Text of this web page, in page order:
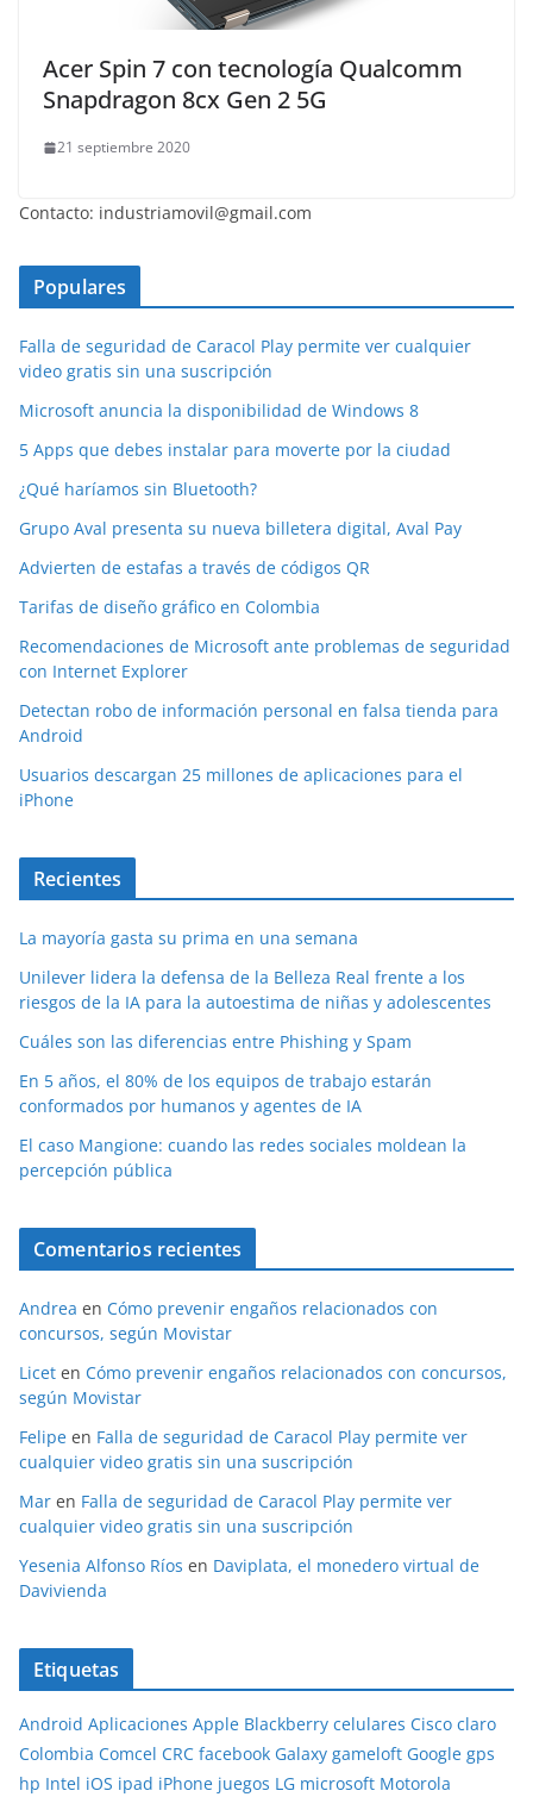
Acer Spin 7 con tecnología Qualcomm
Snapdragon 8cx Gen 2 5G
21 septiembre 2020
Contacto: industriamovil@gmail.com
Populares
Falla de seguridad de Caracol Play permite ver cualquier
video gratis sin una suscripción
Microsoft anuncia la disponibilidad de Windows 8
5 Apps que debes instalar para moverte por la ciudad
¿Qué haríamos sin Bluetooth?
Grupo Aval presenta su nueva billetera digital, Aval Pay
Advierten de estafas a través de códigos QR
Tarifas de diseño gráfico en Colombia
Recomendaciones de Microsoft ante problemas de seguridad
con Internet Explorer
Detectan robo de información personal en falsa tienda para
Android
Usuarios descargan 25 millones de aplicaciones para el
iPhone
Recientes
La mayoría gasta su prima en una semana
Unilever lidera la defensa de la Belleza Real frente a los
riesgos de la IA para la autoestima de niñas y adolescentes
Cuáles son las diferencias entre Phishing y Spam
En 5 años, el 80% de los equipos de trabajo estarán
conformados por humanos y agentes de IA
El caso Mangione: cuando las redes sociales moldean la
percepción pública
Comentarios recientes
Andrea en Cómo prevenir engaños relacionados con
concursos, según Movistar
Licet en Cómo prevenir engaños relacionados con concursos,
según Movistar
Felipe en Falla de seguridad de Caracol Play permite ver
cualquier video gratis sin una suscripción
Mar en Falla de seguridad de Caracol Play permite ver
cualquier video gratis sin una suscripción
Yesenia Alfonso Ríos en Daviplata, el monedero virtual de
Davivienda
Etiquetas
Android Aplicaciones Apple Blackberry celulares Cisco claro
Colombia Comcel CRC facebook Galaxy gameloft Google gps
hp Intel iOS ipad iPhone juegos LG microsoft Motorola